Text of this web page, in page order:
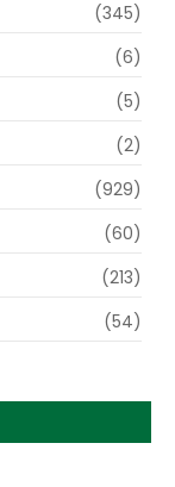
(345)
(6)
(5)
(2)
(929)
(60)
(213)
(54)